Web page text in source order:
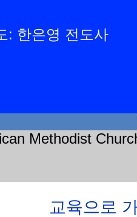
: 한은영 전도사
Methodist
교육으로